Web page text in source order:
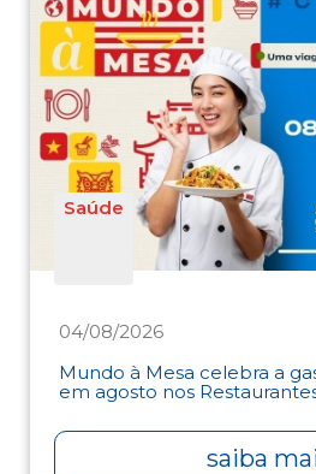
Saúde
04/08/2026
Mundo à Mesa celebra a
em agosto nos
saiba